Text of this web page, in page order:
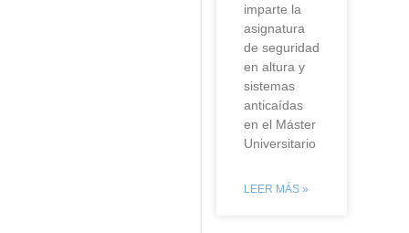
imparte la
asignatura
de seguridad
en altura y
sistemas
anticaídas
en el Máster
Universitario
LEER MÁS »